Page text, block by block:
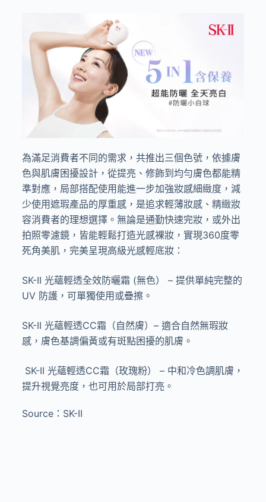
為滿足消費者不同的需求，共推出三個色號，依據膚
色與肌膚困擾設計，從提亮、修飾到均勻膚色都能精
準對應，局部搭配使用能進一步加強妝感細緻度，減
少使用遮瑕產品的厚重感，是追求輕薄妝感、精緻妝
容消費者的理想選擇。無論是通勤快速完妝，或外出
拍照零濾鏡，皆能輕鬆打造光感裸妝，實現360度零
死角美肌，完美呈現高級光感輕底妝：
SK-II 光蘊輕透全效防曬霜 (無色） – 提供單純完整的
UV 防護，可單獨使用或疊擦。
SK-II 光蘊輕透CC霜（自然膚） – 適合自然無瑕妝
感，膚色基調偏黃或有斑點困擾的肌膚。
SK-II 光蘊輕透CC霜（玫瑰粉） – 中和冷色調肌膚，
提升視覺亮度，也可用於局部打亮。
Source：SK-II